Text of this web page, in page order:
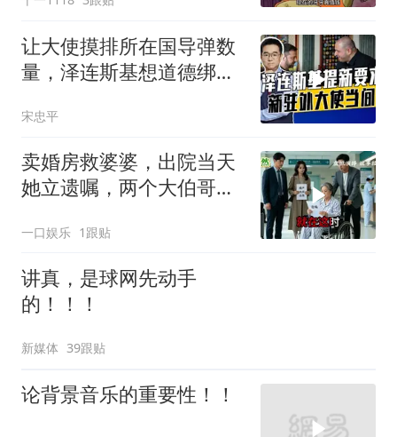
让大使摸排所在国导弹数
量，泽连斯基想道德绑架
宋忠平
卖婚房救婆婆，出院当天
她立遗嘱，两个大伯哥傻
一口娱乐 1跟贴
讲真，是球网先动手
的！！！
新媒体 39跟贴
论背景音乐的重要性！！